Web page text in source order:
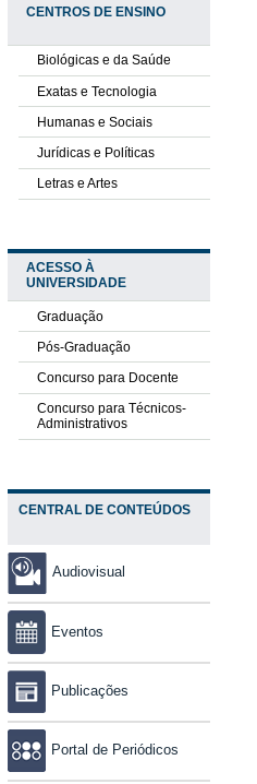
CENTROS DE ENSINO
Biológicas e da Saúde
Exatas e Tecnologia
Humanas e Sociais
Jurídicas e Políticas
Letras e Artes
ACESSO À
UNIVERSIDADE
Graduação
Pós-Graduação
Concurso para Docente
Concurso para Técnicos-
Administrativos
CENTRAL DE CONTEÚDOS
Audiovisual
Eventos
Publicações
Portal de Periódicos